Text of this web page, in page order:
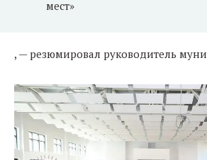
мест»
, — резюмировал руководитель